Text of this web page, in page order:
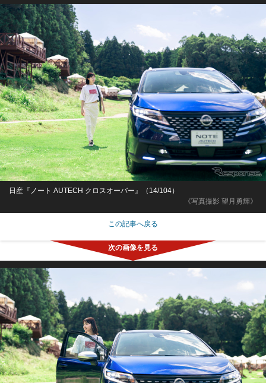
《写真撮影 望月勇輝》
日産『ノート AUTECH クロスオーバー』（14/104）
この記事へ戻る